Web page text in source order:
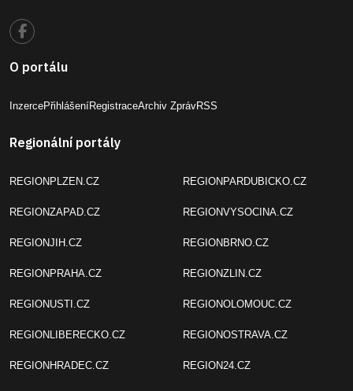
O portálu
InzercePřihlášeníRegistraceArchiv ZprávRSS
Regionální portály
REGIONPLZEN.CZ
REGIONZAPAD.CZ
REGIONJIH.CZ
REGIONPRAHA.CZ
REGIONUSTI.CZ
REGIONLIBERECKO.CZ
REGIONHRADEC.CZ
REGIONPARDUBICKO.CZ
REGIONVYSOCINA.CZ
REGIONBRNO.CZ
REGIONZLIN.CZ
REGIONOLOMOUC.CZ
REGIONOSTRAVA.CZ
REGION24.CZ